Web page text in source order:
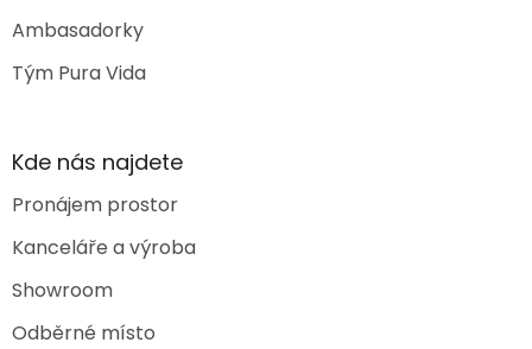
Ambasadorky
Tým Pura Vida
Kde nás najdete
Pronájem prostor
Kanceláře a výroba
Showroom
Odběrné místo